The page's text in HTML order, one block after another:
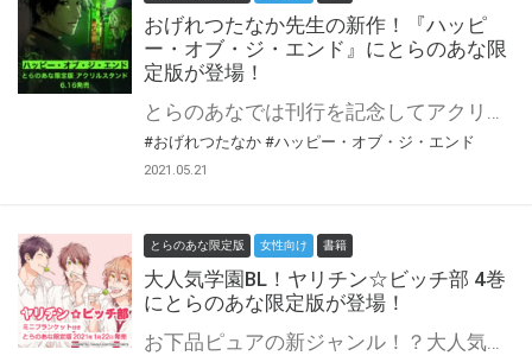
おげれつたなか先生の新作！『ハッピ
ー・オブ・ジ・エンド』にとらのあな限
定版が登場！
#おげれつたなか #ハッピー・オブ・ジ・エンド
2021.05.21
とらのあな限定版 女性向け 書籍
大人気学園BL！ヤリチン☆ビッチ部 4巻
にとらのあな限定版が登場！